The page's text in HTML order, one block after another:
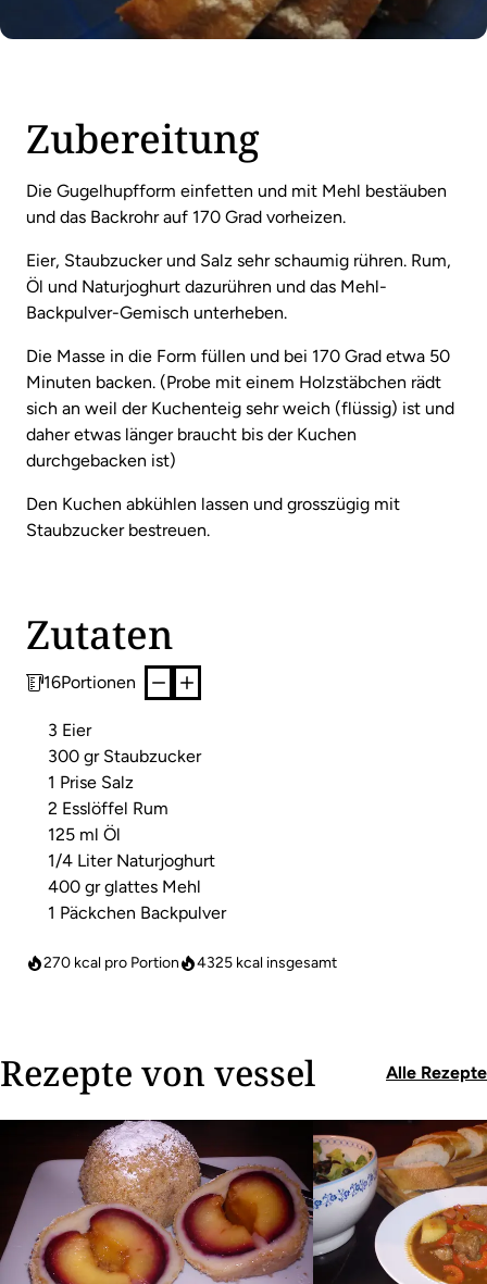
Zubereitung
Die Gugelhupfform einfetten und mit Mehl bestäuben
und das Backrohr auf 170 Grad vorheizen.
Eier, Staubzucker und Salz sehr schaumig rühren. Rum,
Öl und Naturjoghurt dazurühren und das Mehl-
Backpulver-Gemisch unterheben.
Die Masse in die Form füllen und bei 170 Grad etwa 50
Minuten backen. (Probe mit einem Holzstäbchen rädt
sich an weil der Kuchenteig sehr weich (flüssig) ist und
daher etwas länger braucht bis der Kuchen
durchgebacken ist)
Den Kuchen abkühlen lassen und grosszügig mit
Staubzucker bestreuen.
Zutaten
16Portionen
3 Eier
300 gr Staubzucker
1 Prise Salz
2 Esslöffel Rum
125 ml Öl
1/4 Liter Naturjoghurt
400 gr glattes Mehl
1 Päckchen Backpulver
270 kcal pro Portion 4325 kcal insgesamt
Rezepte von vessel Alle Rezepte